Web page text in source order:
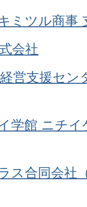
ミツル商事
会社
営支援セン
学館 ニチ
ス合同会社